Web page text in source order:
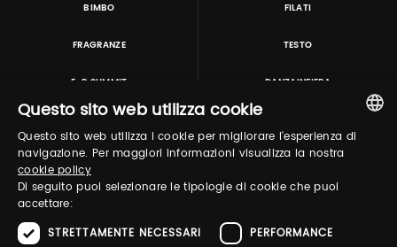
BIMBO FILATI
FRAGRANZE TESTO
E-P SUMMIT DANZAINFIERA
TUTORING & CONSULTING
ITALIAN
Questo sito web utilizza cookie
Questo sito web utilizza i cookie per migliorare l'esperienza di
navigazione. Per maggiori informazioni visualizza la nostra
cookie policy
Di seguito puoi selezionare le tipologie di cookie che puoi
accettare:
STRETTAMENTE NECESSARI
PERFORMANCE